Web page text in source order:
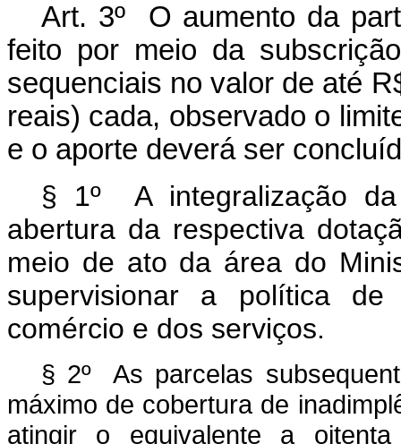
Art. 3º O aumento da
feito por meio da
sequenciais no valor de até
reais) cada, observado o
e o aporte deverá ser
§ 1º A integralização
abertura da respectiva
meio de ato da área do
supervisionar a política de
comércio e dos serviços.
§ 2º As parcelas
máximo de cobertura de
atingir o equivalente a